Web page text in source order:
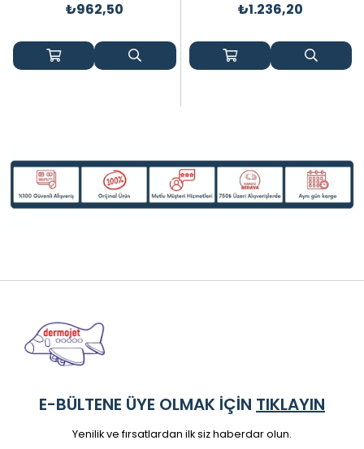
₺962,50 ₺1.236,20
E-BÜLTENE ÜYE OLMAK İÇİN TIKLAYIN
Yenilik ve fırsatlardan ilk siz haberdar olun.